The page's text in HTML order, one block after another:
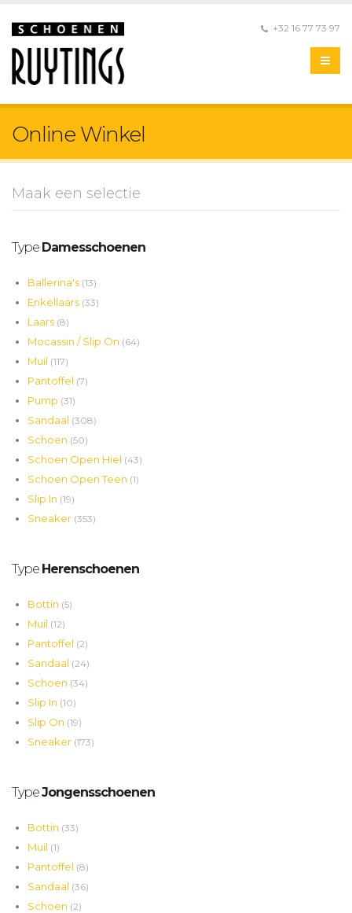
+32 16 77 73 97
Online Winkel
Maak een selectie
Type Damesschoenen
Ballerina's (13)
Enkellaars (33)
Laars (8)
Mocassin / Slip On (64)
Muil (117)
Pantoffel (7)
Pump (31)
Sandaal (308)
Schoen (50)
Schoen Open Hiel (43)
Schoen Open Teen (1)
Slip In (19)
Sneaker (353)
Type Herenschoenen
Bottin (5)
Muil (12)
Pantoffel (2)
Sandaal (24)
Schoen (34)
Slip In (10)
Slip On (19)
Sneaker (173)
TypeJongensschoenen
Bottin (33)
Muil (1)
Pantoffel (8)
Sandaal (36)
Schoen (2)